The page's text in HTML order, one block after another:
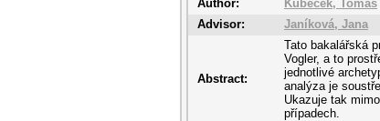
Author:
Kubeček, Tomáš
Advisor:
Janíková, Jana
Abstract:
Tato bakalářská
Vogler, a to
jednotlivé
analýza je
Ukazuje tak
případech.